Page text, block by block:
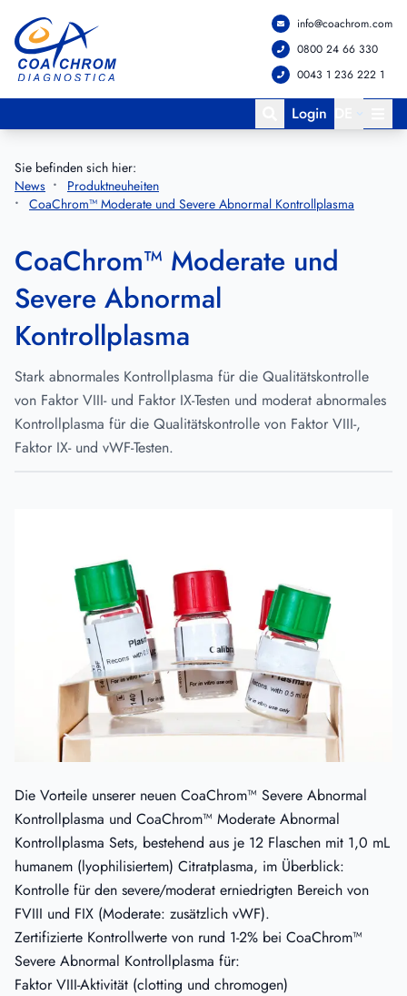
Zum Hauptmenü springen
Zum Hauptinhalt springen
info@coachrom.com
0800 24 66 330
0043 1 236 222 1
Login
Sie befinden sich hier:
News
Produktneuheiten
CoaChrom™ Moderate und Severe Abnormal Kontrollplasma
CoaChrom™ Moderate und
Severe Abnormal
Kontrollplasma
Stark abnormales Kontrollplasma für die Qualitätskontrolle
von Faktor VIII- und Faktor IX-Testen und moderat abnormales
Kontrollplasma für die Qualitätskontrolle von Faktor VIII-,
Faktor IX- und vWF-Testen.
Die Vorteile unserer neuen CoaChrom™ Severe Abnormal
Kontrollplasma und CoaChrom™ Moderate Abnormal
Kontrollplasma Sets, bestehend aus je 12 Flaschen mit 1,0 mL
humanem (lyophilisiertem) Citratplasma, im Überblick:
Kontrolle für den severe/moderat erniedrigten Bereich von
FVIII und FIX (Moderate: zusätzlich vWF).
Zertifizierte Kontrollwerte von rund 1-2% bei CoaChrom™
Severe Abnormal Kontrollplasma für:
Faktor VIII-Aktivität (clotting und chromogen)